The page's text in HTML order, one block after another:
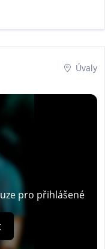
Úvaly
pro přihlášené